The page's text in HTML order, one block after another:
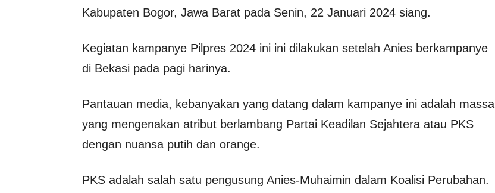
Kabupaten Bogor, Jawa Barat pada Senin, 22 Januari 2024 siang.
Kegiatan kampanye Pilpres 2024 ini ini dilakukan setelah Anies berkampanye
di Bekasi pada pagi harinya.
Pantauan media, kebanyakan yang datang dalam kampanye ini adalah massa
yang mengenakan atribut berlambang Partai Keadilan Sejahtera atau PKS
dengan nuansa putih dan orange.
PKS adalah salah satu pengusung Anies-Muhaimin dalam Koalisi Perubahan.